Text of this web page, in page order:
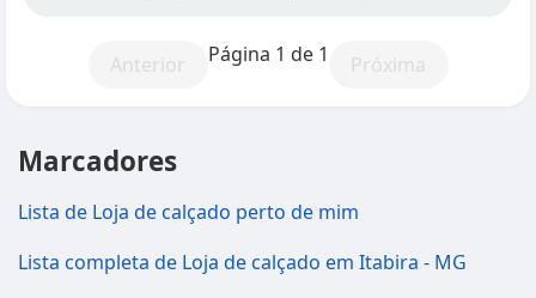
Anterior Página 1 de 1 Próxima
Marcadores
Lista de Loja de calçado perto de mim
Lista completa de Loja de calçado em Itabira - MG